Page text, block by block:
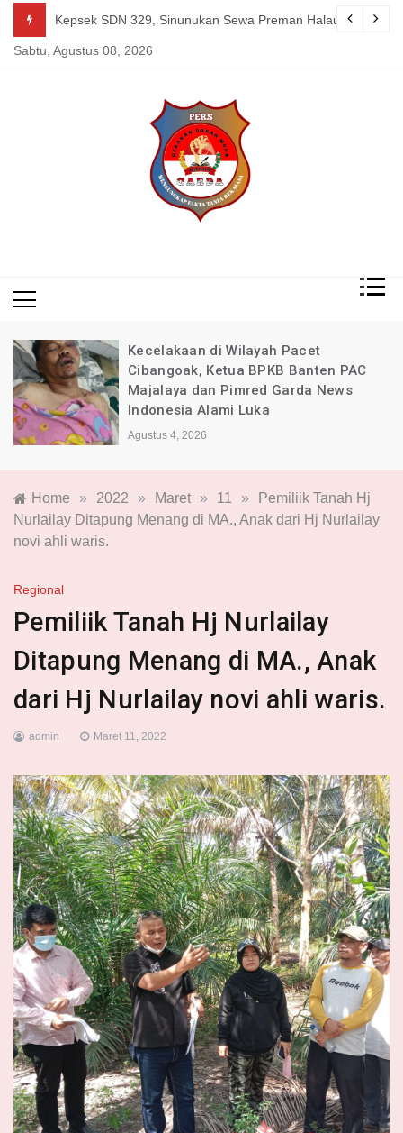
content
Uden Pimred Garda News Indonesia yang Sedang Pemulihan
Kepsek SDN 329, Sinunukan Sewa Preman Halau LSM
Sabtu, Agustus 08, 2026
Kecelakaan di Wilayah Pacet
Cibangoak, Ketua BPKB Banten PAC
Majalaya dan Pimred Garda News
Indonesia Alami Luka
Agustus 4, 2026
Home » 2022 » Maret » 11 »
Pemiliik Tanah Hj
Nurlailay Ditapung Menang di MA., Anak dari Hj Nurlailay
novi ahli waris.
Regional
Pemiliik Tanah Hj Nurlailay
Ditapung Menang di MA., Anak
dari Hj Nurlailay novi ahli waris.
admin Maret 11, 2022